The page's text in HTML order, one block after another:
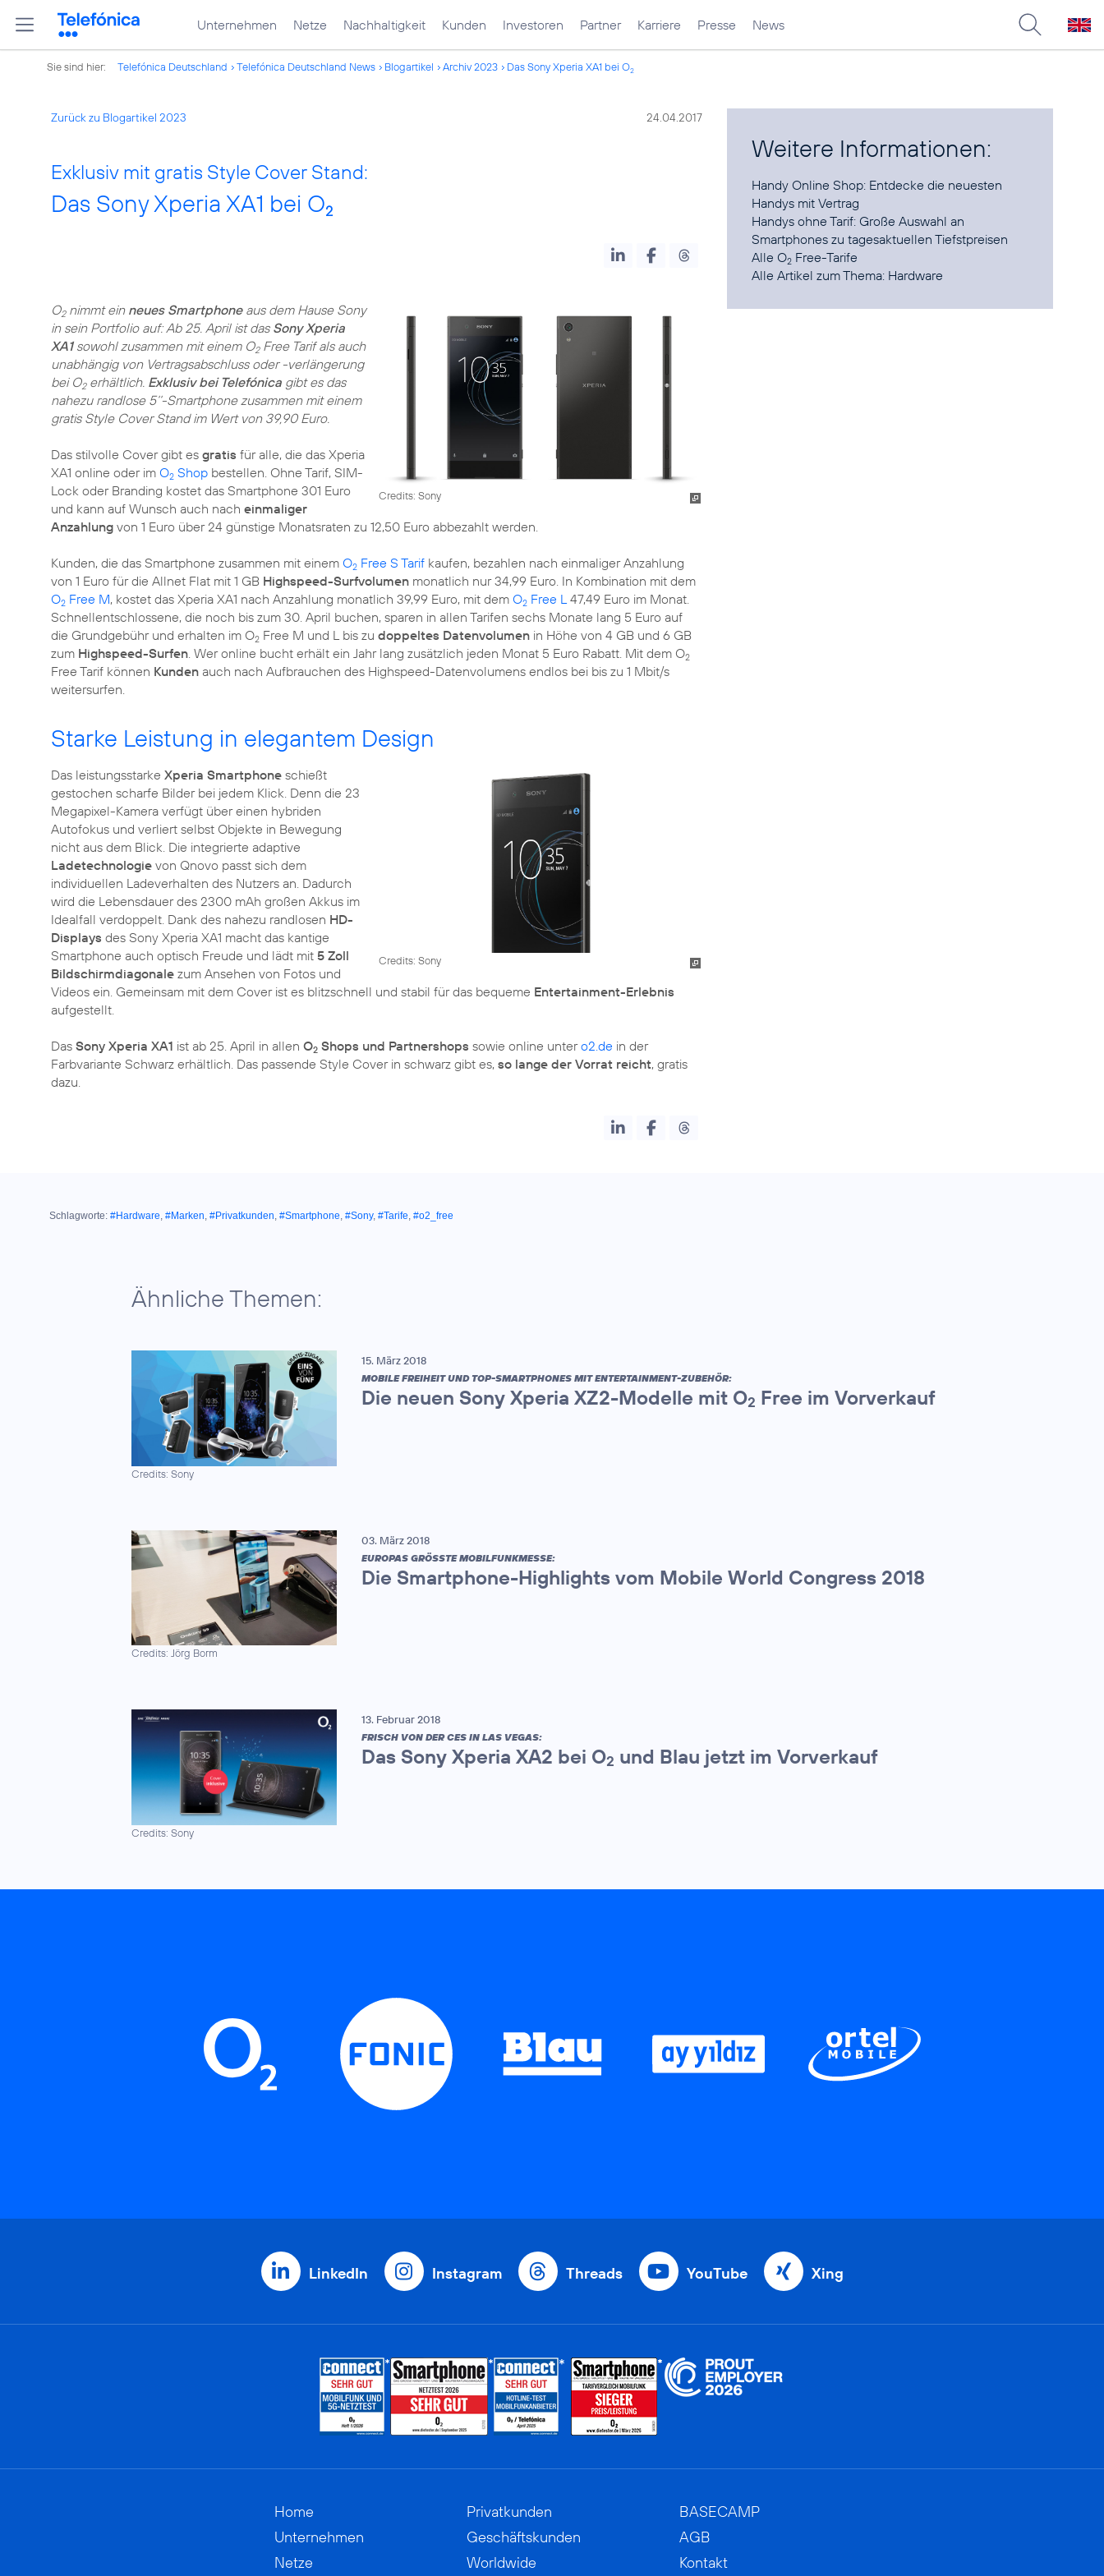
Unternehmen Netze Nachhaltigkeit Kunden Investoren Partner Karriere Presse News
Sie sind hier: Telefónica Deutschland Telefónica Deutschland News Blogartikel Archiv 2023 Das Sony Xperia XA1 bei O2
Zurück zu Blogartikel 2023 24.04.2017
Exklusiv mit gratis Style Cover Stand:
Das Sony Xperia XA1 bei O2
Credits: Sony
O2nimmt ein neues Smartphoneaus dem Hause Sony
in sein Portfolio auf: Ab 25. April ist das Sony Xperia
XA1sowohl zusammen mit einem O2Free Tarif als auch
unabhängig von Vertragsabschluss oder -verlängerung
bei O2erhältlich. Exklusiv bei Telefónica gibt es das
nahezu randlose 5‘‘-Smartphone zusammen mit einem
gratis Style Cover Stand im Wert von 39,90 Euro.
Das stilvolle Cover gibt es gratis für alle, die das Xperia
XA1 online oder im O2 Shop bestellen. Ohne Tarif, SIM-
Lock oder Branding kostet das Smartphone 301 Euro
und kann auf Wunsch auch nach einmaliger
Anzahlung von 1 Euro über 24 günstige Monatsraten zu 12,50 Euro abbezahlt werden.
Kunden, die das Smartphone zusammen mit einem O2 Free S Tarif kaufen, bezahlen nach einmaliger Anzahlung
von 1 Euro für die Allnet Flat mit 1 GB Highspeed-Surfvolumen monatlich nur 34,99 Euro. In Kombination mit dem
O2 Free M, kostet das Xperia XA1 nach Anzahlung monatlich 39,99 Euro, mit dem O2 Free L47,49 Euro im Monat.
Schnellentschlossene, die noch bis zum 30. April buchen, sparen in allen Tarifen sechs Monate lang 5 Euro auf
die Grundgebühr und erhalten im O2 Free M und L bis zu doppeltes Datenvolumen in Höhe von 4 GB und 6 GB
zum Highspeed-Surfen. Wer online bucht erhält ein Jahr lang zusätzlich jeden Monat 5 Euro Rabatt. Mit dem O2
Free Tarif können Kunden auch nach Aufbrauchen des Highspeed-Datenvolumens endlos bei bis zu 1 Mbit/s
weitersurfen.
Starke Leistung in elegantem Design
Credits: Sony
Das leistungsstarke Xperia Smartphone schießt
gestochen scharfe Bilder bei jedem Klick. Denn die 23
Megapixel-Kamera verfügt über einen hybriden
Autofokus und verliert selbst Objekte in Bewegung
nicht aus dem Blick. Die integrierte adaptive
Ladetechnologie von Qnovo passt sich dem
individuellen Ladeverhalten des Nutzers an. Dadurch
wird die Lebensdauer des 2300 mAh großen Akkus im
Idealfall verdoppelt. Dank des nahezu randlosen HD-
Displays des Sony Xperia XA1 macht das kantige
Smartphone auch optisch Freude und lädt mit 5 Zoll
Bildschirmdiagonale zum Ansehen von Fotos und
Videos ein. Gemeinsam mit dem Cover ist es blitzschnell und stabil für das bequeme Entertainment-Erlebnis
aufgestellt.
Das Sony Xperia XA1 ist ab 25. April in allen O2 Shops und Partnershops sowie online untero2.de in der
Farbvariante Schwarz erhältlich. Das passende Style Cover in schwarz gibt es, so lange der Vorrat reicht, gratis
dazu.
Weitere Informationen:
Handy Online Shop: Entdecke die neuesten
Handys mit Vertrag
Handys ohne Tarif: Große Auswahl an
Smartphones zu tagesaktuellen Tiefstpreisen
AlleO2 Free-Tarife
Alle Artikel zum Thema: Hardware
Schlagworte: #Hardware, #Marken, #Privatkunden, #Smartphone, #Sony, #Tarife, #o2_free
Ähnliche Themen:
Credits: Sony
15. März 2018
MOBILE FREIHEIT UND TOP-SMARTPHONES MIT ENTERTAINMENT-ZUBEHÖR:
Die neuen Sony Xperia XZ2-Modelle mit O2 Free im Vorverkauf
Credits: Jörg Borm
03. März 2018
EUROPAS GRÖSSTE MOBILFUNKMESSE:
Die Smartphone-Highlights vom Mobile World Congress 2018
Credits: Sony
13. Februar 2018
FRISCH VON DER CES IN LAS VEGAS:
Das Sony Xperia XA2 bei O2 und Blau jetzt im Vorverkauf
LinkedIn Instagram Threads YouTube Xing
Home
Unternehmen
Netze
Privatkunden
Geschäftskunden
Worldwide
BASECAMP
AGB
Kontakt